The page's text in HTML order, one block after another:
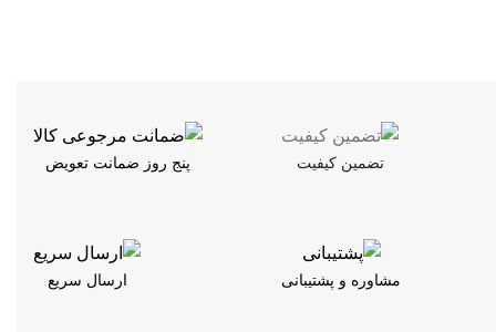
تضمین کیفیت پنج روز ضمانت تعویض
مشاوره و پشتیبانی ارسال سریع